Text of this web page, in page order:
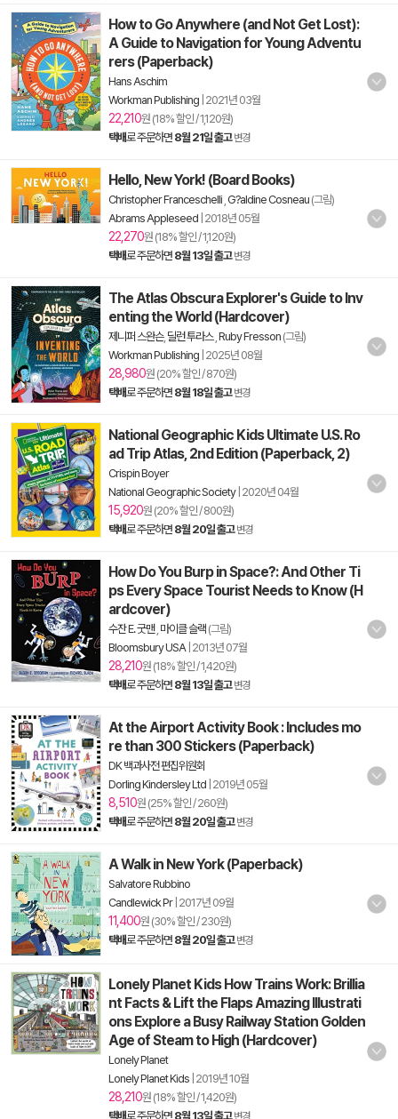
How to Go Anywhere (and Not Get Lost):
A Guide to Navigation for Young Adventu
rers (Paperback)
Hans Aschim
Workman Publishing 2021년 03월
22,210원 (18% 할인 / 1,120원)
택배로 주문하면 8월 21일 출고 변경
Hello, New York! (Board Books)
Christopher Franceschelli G?aldine Cosneau (그림)
Abrams Appleseed 2018년 05월
22,270원 (18% 할인 / 1,120원)
택배로 주문하면 8월 13일 출고 변경
The Atlas Obscura Explorer's Guide to Inv
enting the World (Hardcover)
제니퍼 스완슨, 딜런 투라스, Ruby Fresson (그림)
Workman Publishing 2025년 08월
28,980원 (20% 할인 / 870원)
택배로 주문하면 8월 18일 출고 변경
National Geographic Kids Ultimate U.S. Ro
ad Trip Atlas, 2nd Edition (Paperback, 2)
Crispin Boyer
National Geographic Society| 2020년 04월
15,920원 (20% 할인 / 800원)
택배로 주문하면 8월 20일 출고 변경
How Do You Burp in Space?: And Other Ti
ps Every Space Tourist Needs to Know (H
ardcover)
수잔 E. 굿맨, 마이클 슬랙 (그림)
Bloomsbury USA| 2013년 07월
28,210원 (18% 할인 / 1,420원)
택배로 주문하면 8월 13일 출고 변경
At the Airport Activity Book : Includes mo
re than 300 Stickers (Paperback)
DK 백과사전 편집위원회
Dorling Kindersley Ltd 2019년 05월
8,510원 (25% 할인 / 260원)
택배로 주문하면 8월 20일 출고 변경
A Walk in New York (Paperback)
Salvatore Rubbino
Candlewick Pr| 2017년 09월
11,400원 (30% 할인 / 230원)
택배로 주문하면 8월 20일 출고 변경
Lonely Planet Kids How Trains Work: Brillia
nt Facts & Lift the Flaps Amazing Illustrati
ons Explore a Busy Railway Station Golden
Age of Steam to High (Hardcover)
Lonely Planet
Lonely Planet Kids 2019년 10월
28,210원 (18% 할인 / 1,420원)
택배로 주문하면 8월 13일 출고 변경